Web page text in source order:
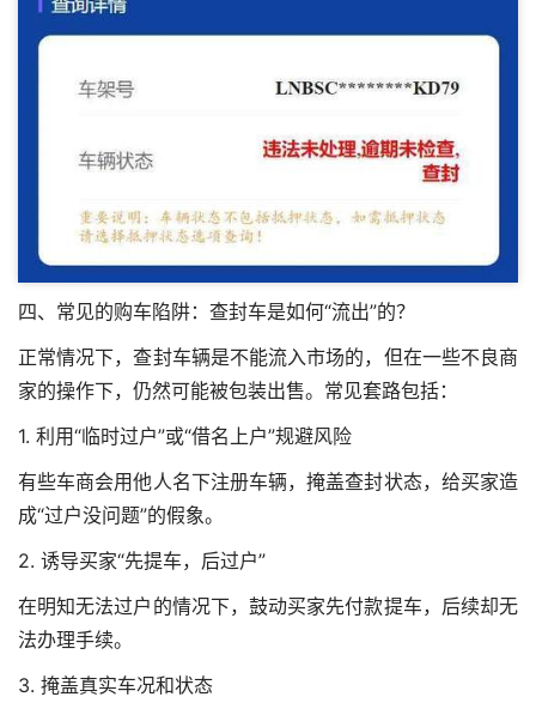
四、常见的购车陷阱：查封车是如何“流出”的？
正常情况下，查封车辆是不能流入市场的，但在一些不良商
家的操作下，仍然可能被包装出售。常见套路包括：
1. 利用“临时过户”或“借名上户”规避风险
有些车商会用他人名下注册车辆，掩盖查封状态，给买家造
成“过户没问题”的假象。
2. 诱导买家“先提车，后过户”
在明知无法过户的情况下，鼓动买家先付款提车，后续却无
法办理手续。
3. 掩盖真实车况和状态